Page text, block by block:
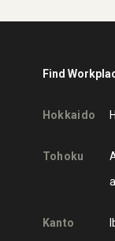
Find
Hokkaido
Tohoku
Kanto